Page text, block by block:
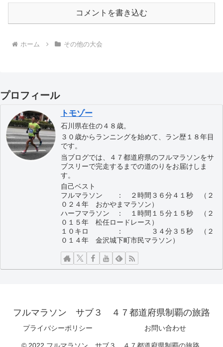
コメントを書き込む
ホーム その他の大会
プロフィール
トモゾー
石川県在住の４８歳。
３０歳からランニングを始めて、ラン歴１８年目
です。
当ブログでは、４７都道府県のフルマラソンをサ
ブスリーで完走するまでの道のりをお届けしま
す。
自己ベスト
フルマラソン ： ２時間３６分４１秒 （２
０２４年 おかやまマラソン）
ハーフマラソン ： １時間１５分１５秒 （２
０１５年 松任ロードレース）
１０キロ ： ３４分３５秒 （２
０１４年 金沢城下町市民マラソン）
フルマラソン サブ３ ４７都道府県制覇の旅路
プライバシーポリシー お問い合わせ